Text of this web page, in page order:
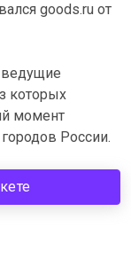
goods.ru от
ведущие
которых
момент
России.